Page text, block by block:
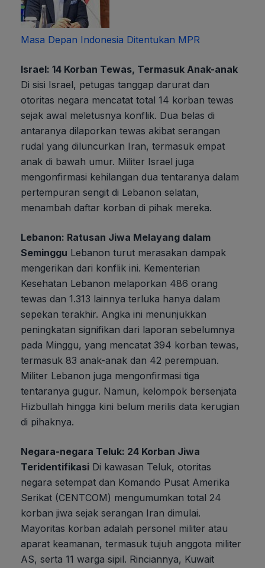
Masa Depan Indonesia Ditentukan MPR
Israel: 14 Korban Tewas, Termasuk Anak-anak
Di sisi Israel, petugas tanggap darurat dan
otoritas negara mencatat total 14 korban tewas
sejak awal meletusnya konflik. Dua belas di
antaranya dilaporkan tewas akibat serangan
rudal yang diluncurkan Iran, termasuk empat
anak di bawah umur. Militer Israel juga
mengonfirmasi kehilangan dua tentaranya dalam
pertempuran sengit di Lebanon selatan,
menambah daftar korban di pihak mereka.
Lebanon: Ratusan Jiwa Melayang dalam
Seminggu Lebanon turut merasakan dampak
mengerikan dari konflik ini. Kementerian
Kesehatan Lebanon melaporkan 486 orang
tewas dan 1.313 lainnya terluka hanya dalam
sepekan terakhir. Angka ini menunjukkan
peningkatan signifikan dari laporan sebelumnya
pada Minggu, yang mencatat 394 korban tewas,
termasuk 83 anak-anak dan 42 perempuan.
Militer Lebanon juga mengonfirmasi tiga
tentaranya gugur. Namun, kelompok bersenjata
Hizbullah hingga kini belum merilis data kerugian
di pihaknya.
Negara-negara Teluk: 24 Korban Jiwa
Teridentifikasi Di kawasan Teluk, otoritas
negara setempat dan Komando Pusat Amerika
Serikat (CENTCOM) mengumumkan total 24
korban jiwa sejak serangan Iran dimulai.
Mayoritas korban adalah personel militer atau
aparat keamanan, termasuk tujuh anggota militer
AS, serta 11 warga sipil. Rinciannya, Kuwait